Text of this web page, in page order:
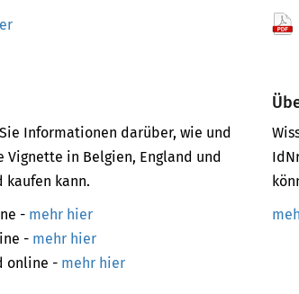
Informationen darüber, wie und
Vignette in Belgien, England und
kaufen kann.
- mehr hier
- mehr hier
online - mehr hier